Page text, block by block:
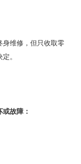
身维修，但只收取零
。
故障：